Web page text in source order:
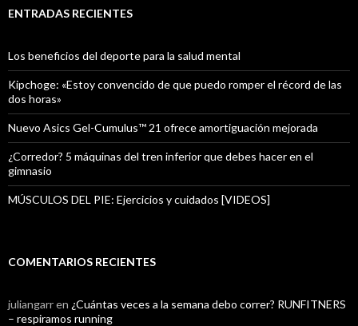
ENTRADAS RECIENTES
Los beneficios del deporte para la salud mental
Kipchoge: «Estoy convencido de que puedo romper el récord de las
dos horas»
Nuevo Asics Gel-Cumulus™ 21 ofrece amortiguación mejorada
¿Corredor? 5 máquinas del tren inferior que debes hacer en el
gimnasio
MÚSCULOS DEL PIE: Ejercicios y cuidados [VIDEOS]
COMENTARIOS RECIENTES
juliangarren ¿Cuántas veces a la semana debo correr? RUNFITNERS
– respiramos running